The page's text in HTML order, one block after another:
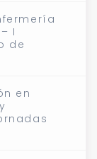
I
de
en